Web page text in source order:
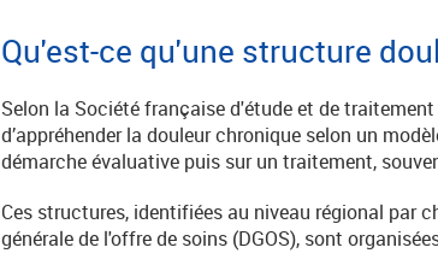
Qu'est-ce qu'une structure
Selon la Société française d'étude et de
d’appréhender la douleur chronique selon un
démarche évaluative puis sur un traitement,
Ces structures, identifiées au niveau régional par
générale de l'offre de soins (DGOS), sont